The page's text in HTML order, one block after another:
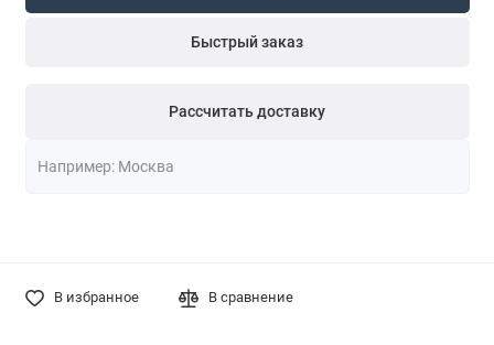
Быстрый заказ
Рассчитать доставку
В избранное В сравнение